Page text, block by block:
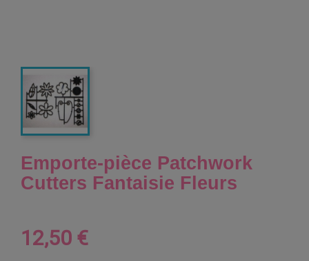
Emporte-pièce Patchwork
Cutters Fantaisie Fleurs
12,50 €